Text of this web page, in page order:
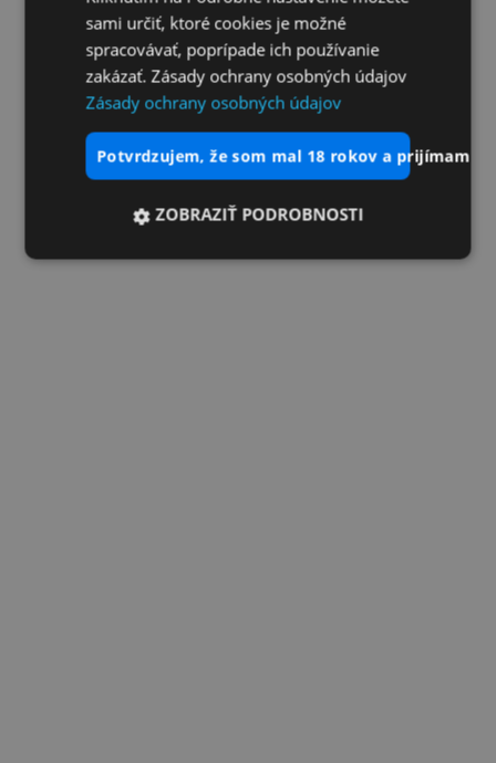
sami určiť, ktoré cookies je možné
spracovávať, poprípade ich používanie
zakázať. Zásady ochrany osobných údajov
Zásady ochrany osobných údajov
potvrdzujem, že som mal 18 rokov a prijímam
ZOBRAZIŤ PODROBNOSTI